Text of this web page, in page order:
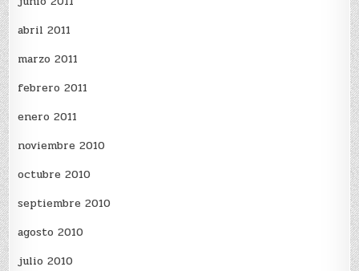
abril 2011
marzo 2011
febrero 2011
enero 2011
noviembre 2010
octubre 2010
septiembre 2010
agosto 2010
julio 2010